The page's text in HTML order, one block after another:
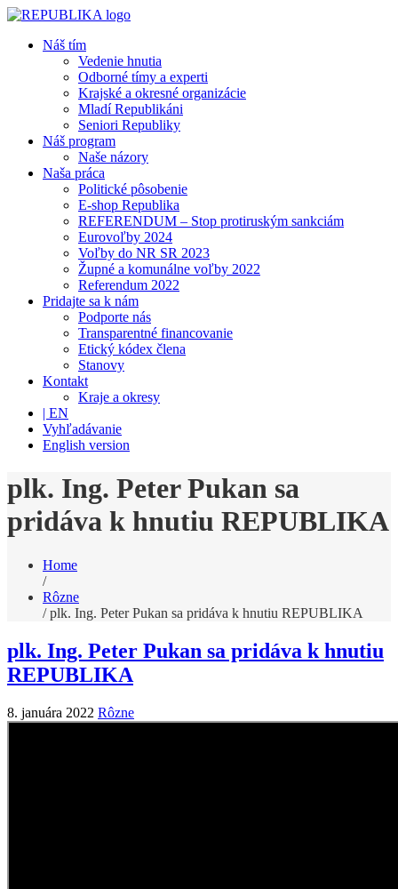
Náš tím
Vedenie hnutia
Odborné tímy a experti
Krajské a okresné organizácie
Mladí Republikáni
Seniori Republiky
Náš program
Naše názory
Naša práca
Politické pôsobenie
E-shop Republika
REFERENDUM – Stop protiruským sankciám
Eurovoľby 2024
Voľby do NR SR 2023
Župné a komunálne voľby 2022
Referendum 2022
Pridajte sa k nám
Podporte nás
Transparentné financovanie
Etický kódex člena
Stanovy
Kontakt
Kraje a okresy
| EN
Vyhľadávanie
English version
plk. Ing. Peter Pukan sa
pridáva k hnutiu REPUBLIKA
Home
/
Rôzne
/ plk. Ing. Peter Pukan sa pridáva k hnutiu REPUBLIKA
plk. Ing. Peter Pukan sa pridáva k hnutiu
REPUBLIKA
8. januára 2022 Rôzne